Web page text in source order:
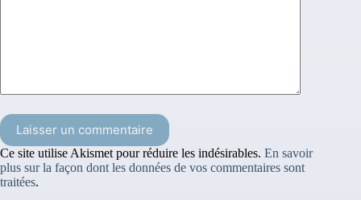
Laisser un commentaire
Ce site utilise Akismet pour réduire les indésirables. En savoir
plus sur la façon dont les données de vos commentaires sont
traitées.